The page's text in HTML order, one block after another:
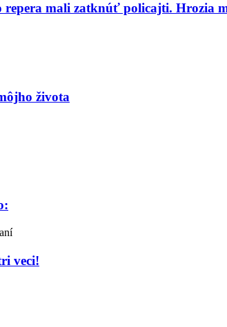
repera mali zatknúť policajti. Hrozia
života
veci!